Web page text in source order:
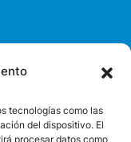
tecnologías como las
del dispositivo. El
procesar datos como